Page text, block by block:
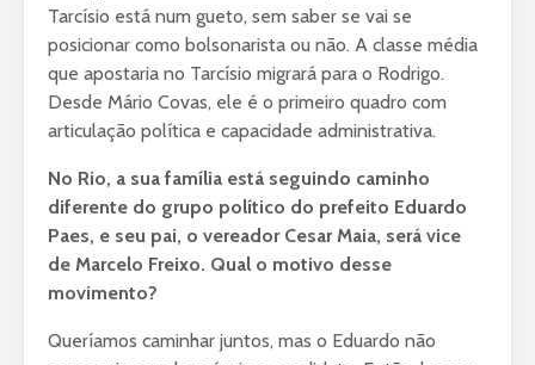
Tarcísio está num gueto, sem saber se vai se
posicionar como bolsonarista ou não. A classe média
que apostaria no Tarcísio migrará para o Rodrigo.
Desde Mário Covas, ele é o primeiro quadro com
articulação política e capacidade administrativa.
No Rio, a sua família está seguindo caminho
diferente do grupo político do prefeito Eduardo
Paes, e seu pai, o vereador Cesar Maia, será vice
de Marcelo Freixo. Qual o motivo desse
movimento?
Queríamos caminhar juntos, mas o Eduardo não